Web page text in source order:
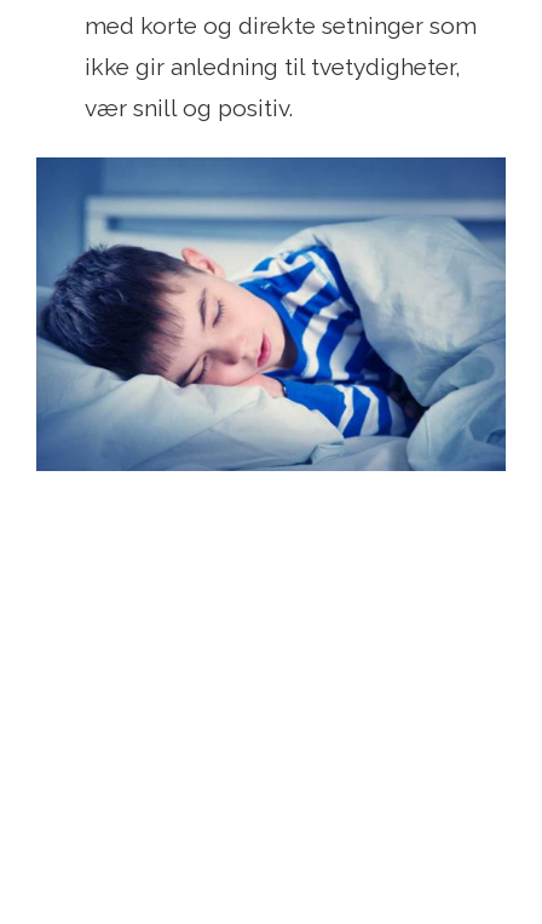
med korte og direkte setninger som
ikke gir anledning til tvetydigheter,
vær snill og positiv.